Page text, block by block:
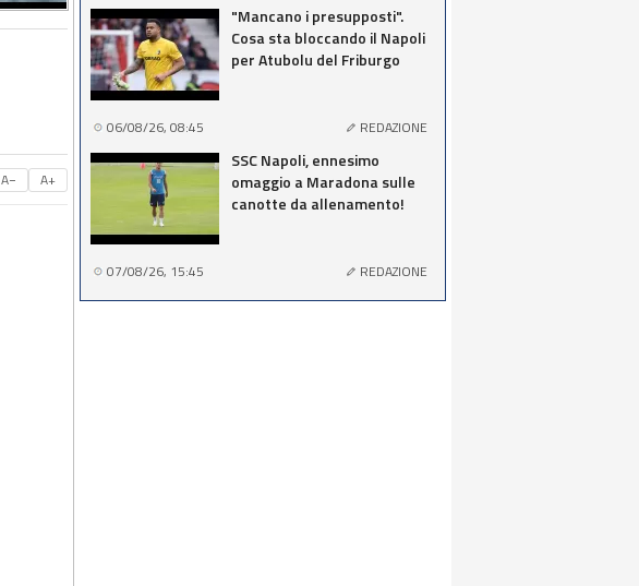
A− A+
"Mancano i presupposti".
Cosa sta bloccando il Napoli
per Atubolu del Friburgo
06/08/26, 08:45 REDAZIONE
SSC Napoli, ennesimo
omaggio a Maradona sulle
canotte da allenamento!
07/08/26, 15:45 REDAZIONE